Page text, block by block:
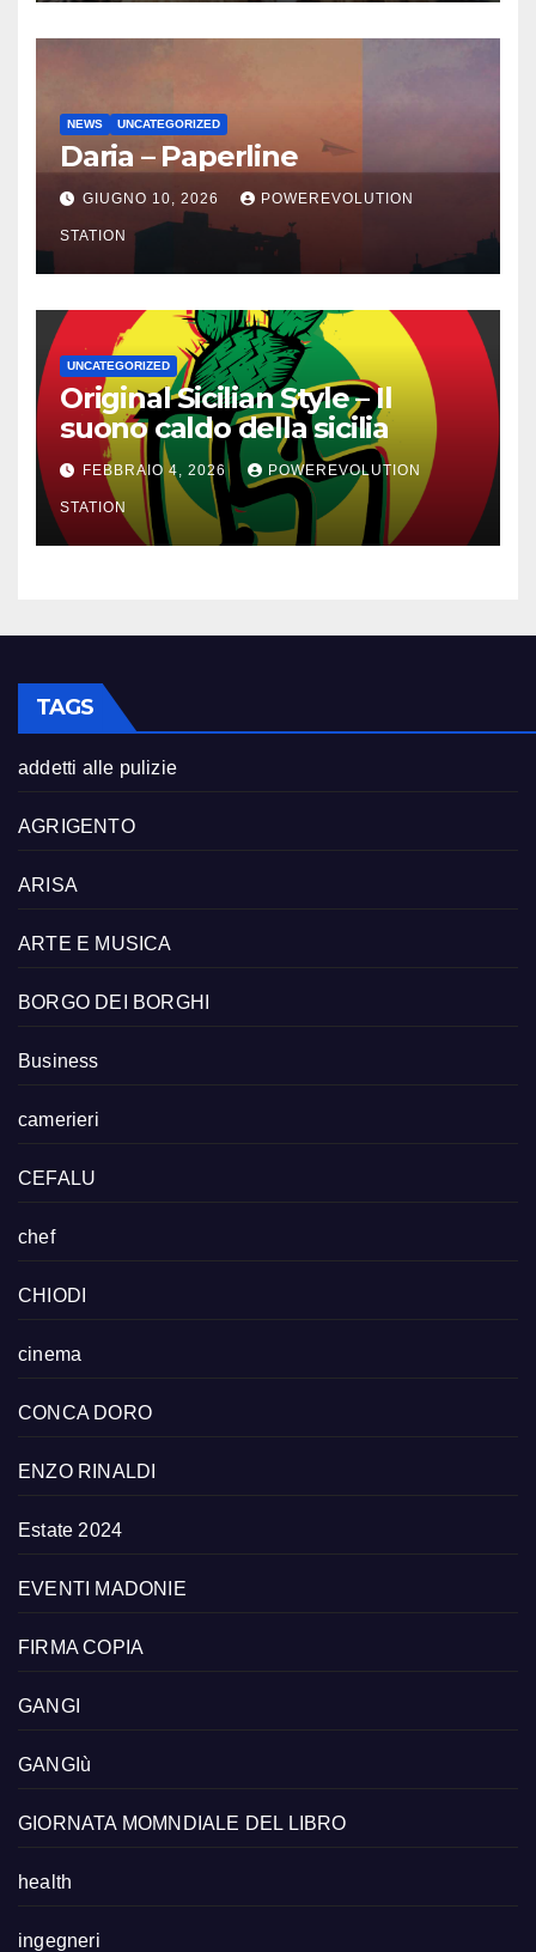
NEWS UNCATEGORIZED
Daria – Paperline
GIUGNO 10, 2026 POWEREVOLUTION
STATION
UNCATEGORIZED
Original Sicilian Style – Il
suono caldo della sicilia
FEBBRAIO 4, 2026 POWEREVOLUTION
STATION
TAGS
addetti alle pulizie
AGRIGENTO
ARISA
ARTE E MUSICA
BORGO DEI BORGHI
Business
camerieri
CEFALU
chef
CHIODI
cinema
CONCA DORO
ENZO RINALDI
Estate 2024
EVENTI MADONIE
FIRMA COPIA
GANGI
GANGIù
GIORNATA MOMNDIALE DEL LIBRO
health
ingegneri